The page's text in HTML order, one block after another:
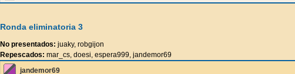
Ronda eliminatoria 3
No presentados: juaky, robgijon
Repescados: mar_cs, doesi, espera999, jandemor69
jandemor69